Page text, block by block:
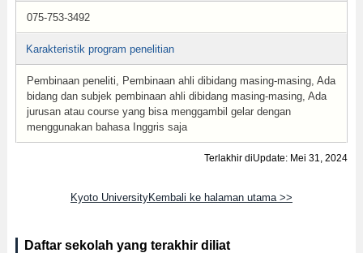
075-753-3492
Karakteristik program penelitian
Pembinaan peneliti, Pembinaan ahli dibidang masing-masing, Ada
bidang dan subjek pembinaan ahli dibidang masing-masing, Ada
jurusan atau course yang bisa menggambil gelar dengan
menggunakan bahasa Inggris saja
Terlakhir diUpdate: Mei 31, 2024
Kyoto UniversityKembali ke halaman utama >>
Daftar sekolah yang terakhir diliat